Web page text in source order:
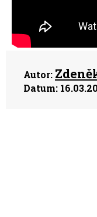
Autor:
Datum: